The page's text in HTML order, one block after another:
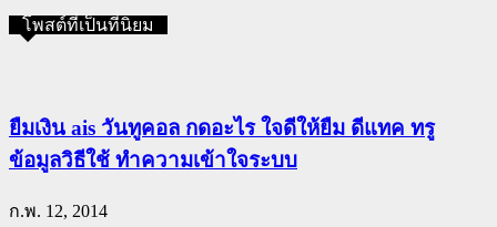
โพสต์ที่เป็นที่นิยม
ยืมเงิน ais วันทูคอล กดอะไร ใจดีให้ยืม ดีแทค ทรู
ข้อมูลวิธีใช้ ทำความเข้าใจระบบ
ก.พ. 12, 2014